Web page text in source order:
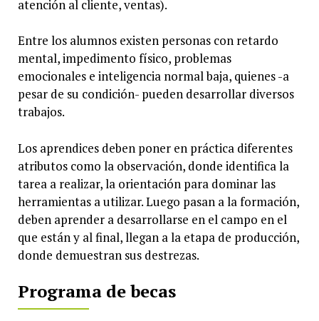
atención al cliente, ventas).
Entre los alumnos existen personas con retardo
mental, impedimento físico, problemas
emocionales e inteligencia normal baja, quienes -a
pesar de su condición- pueden desarrollar diversos
trabajos.
Los aprendices deben poner en práctica diferentes
atributos como la observación, donde identifica la
tarea a realizar, la orientación para dominar las
herramientas a utilizar. Luego pasan a la formación,
deben aprender a desarrollarse en el campo en el
que están y al final, llegan a la etapa de producción,
donde demuestran sus destrezas.
Programa de becas